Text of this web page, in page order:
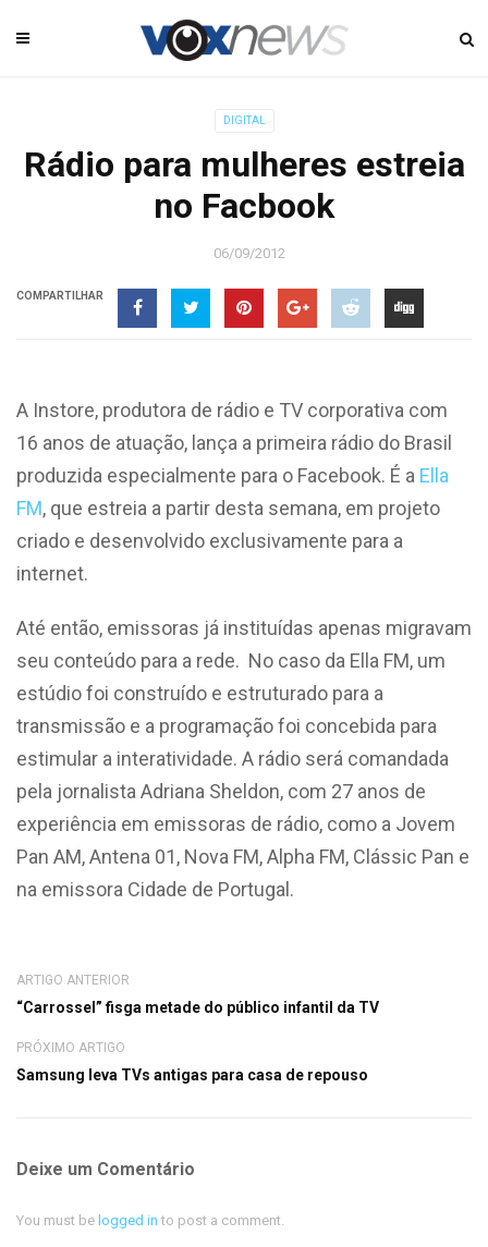
DIGITAL
Rádio para mulheres estreia
no Facbook
06/09/2012
COMPARTILHAR
A Instore, produtora de rádio e TV corporativa com
16 anos de atuação, lança a primeira rádio do Brasil
produzida especialmente para o Facebook. É a Ella
FM, que estreia a partir desta semana, em projeto
criado e desenvolvido exclusivamente para a
internet.
Até então, emissoras já instituídas apenas migravam
seu conteúdo para a rede. No caso da Ella FM, um
estúdio foi construído e estruturado para a
transmissão e a programação foi concebida para
estimular a interatividade. A rádio será comandada
pela jornalista Adriana Sheldon, com 27 anos de
experiência em emissoras de rádio, como a Jovem
Pan AM, Antena 01, Nova FM, Alpha FM, Clássic Pan e
na emissora Cidade de Portugal.
ARTIGO ANTERIOR
“Carrossel” fisga metade do público infantil da TV
PRÓXIMO ARTIGO
Samsung leva TVs antigas para casa de repouso
Deixe um Comentário
You must be logged in to post a comment.